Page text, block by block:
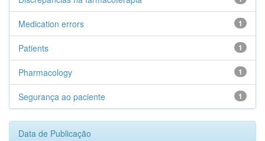
1
Medication errors
1
Patients
1
Pharmacology
1
Segurança ao paciente
Data de Publicação